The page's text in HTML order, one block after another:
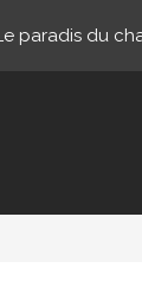
paradis du